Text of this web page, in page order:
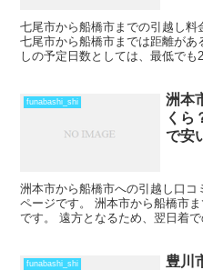
七尾市から船橋市までの引越し料
七尾市から船橋市までは距離が
しの予定日数としては、最低で
funabashi_shi
洲本
くら
で安
洲本市から船橋市への引越し口
ページです。 洲本市から船橋市
です。 遠方となるため、翌日着
funabashi_shi
豊川